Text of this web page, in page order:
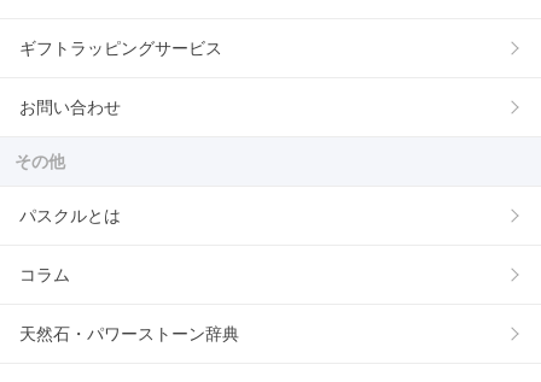
ギフトラッピングサービス
お問い合わせ
その他
パスクルとは
コラム
天然石・パワーストーン辞典